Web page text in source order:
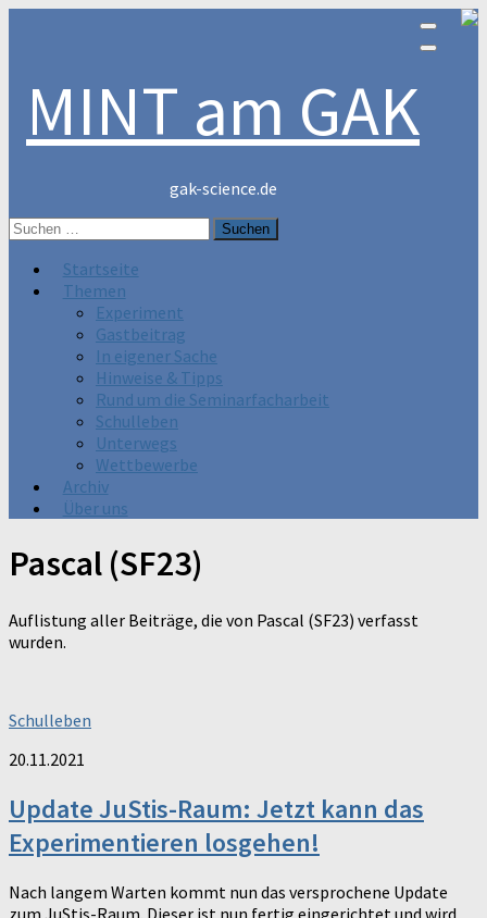
MINT am GAK
gak-science.de
Suchen
nach:
Startseite
Themen
Experiment
Gastbeitrag
In eigener Sache
Hinweise & Tipps
Rund um die Seminarfacharbeit
Schulleben
Unterwegs
Wettbewerbe
Archiv
Über uns
Pascal (SF23)
Auflistung aller Beiträge, die von Pascal (SF23) verfasst
wurden.
Schulleben
20.11.2021
Update JuStis-Raum: Jetzt kann das
Experimentieren losgehen!
Nach langem Warten kommt nun das versprochene Update
zum JuStis-Raum. Dieser ist nun fertig eingerichtet und wird